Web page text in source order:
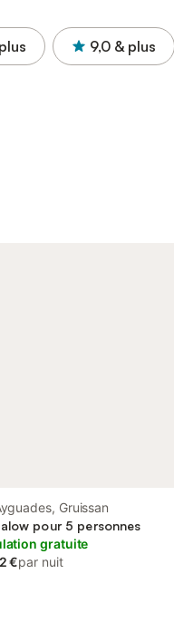
9,0 & plus
Gruissan
pour 5 personnes
gratuite
€par nuit